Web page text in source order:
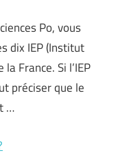
Po, vous
dix IEP (Institut
France. Si l’IEP
préciser que le
…